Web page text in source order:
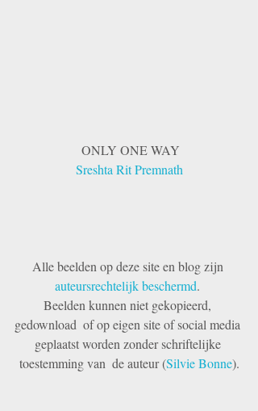
ONLY ONE WAY
Sreshta Rit Premnath
Alle beelden op deze site en blog zijn
auteursrechtelijk beschermd.
Beelden kunnen niet gekopieerd,
gedownload  of op eigen site of social media
geplaatst worden zonder schriftelijke
toestemming van  de auteur (Silvie Bonne).